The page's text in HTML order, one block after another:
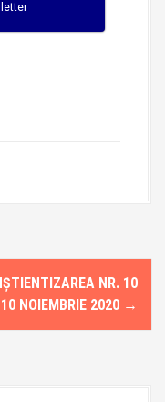
NR. 10
NOIEMBRIE 2020 →